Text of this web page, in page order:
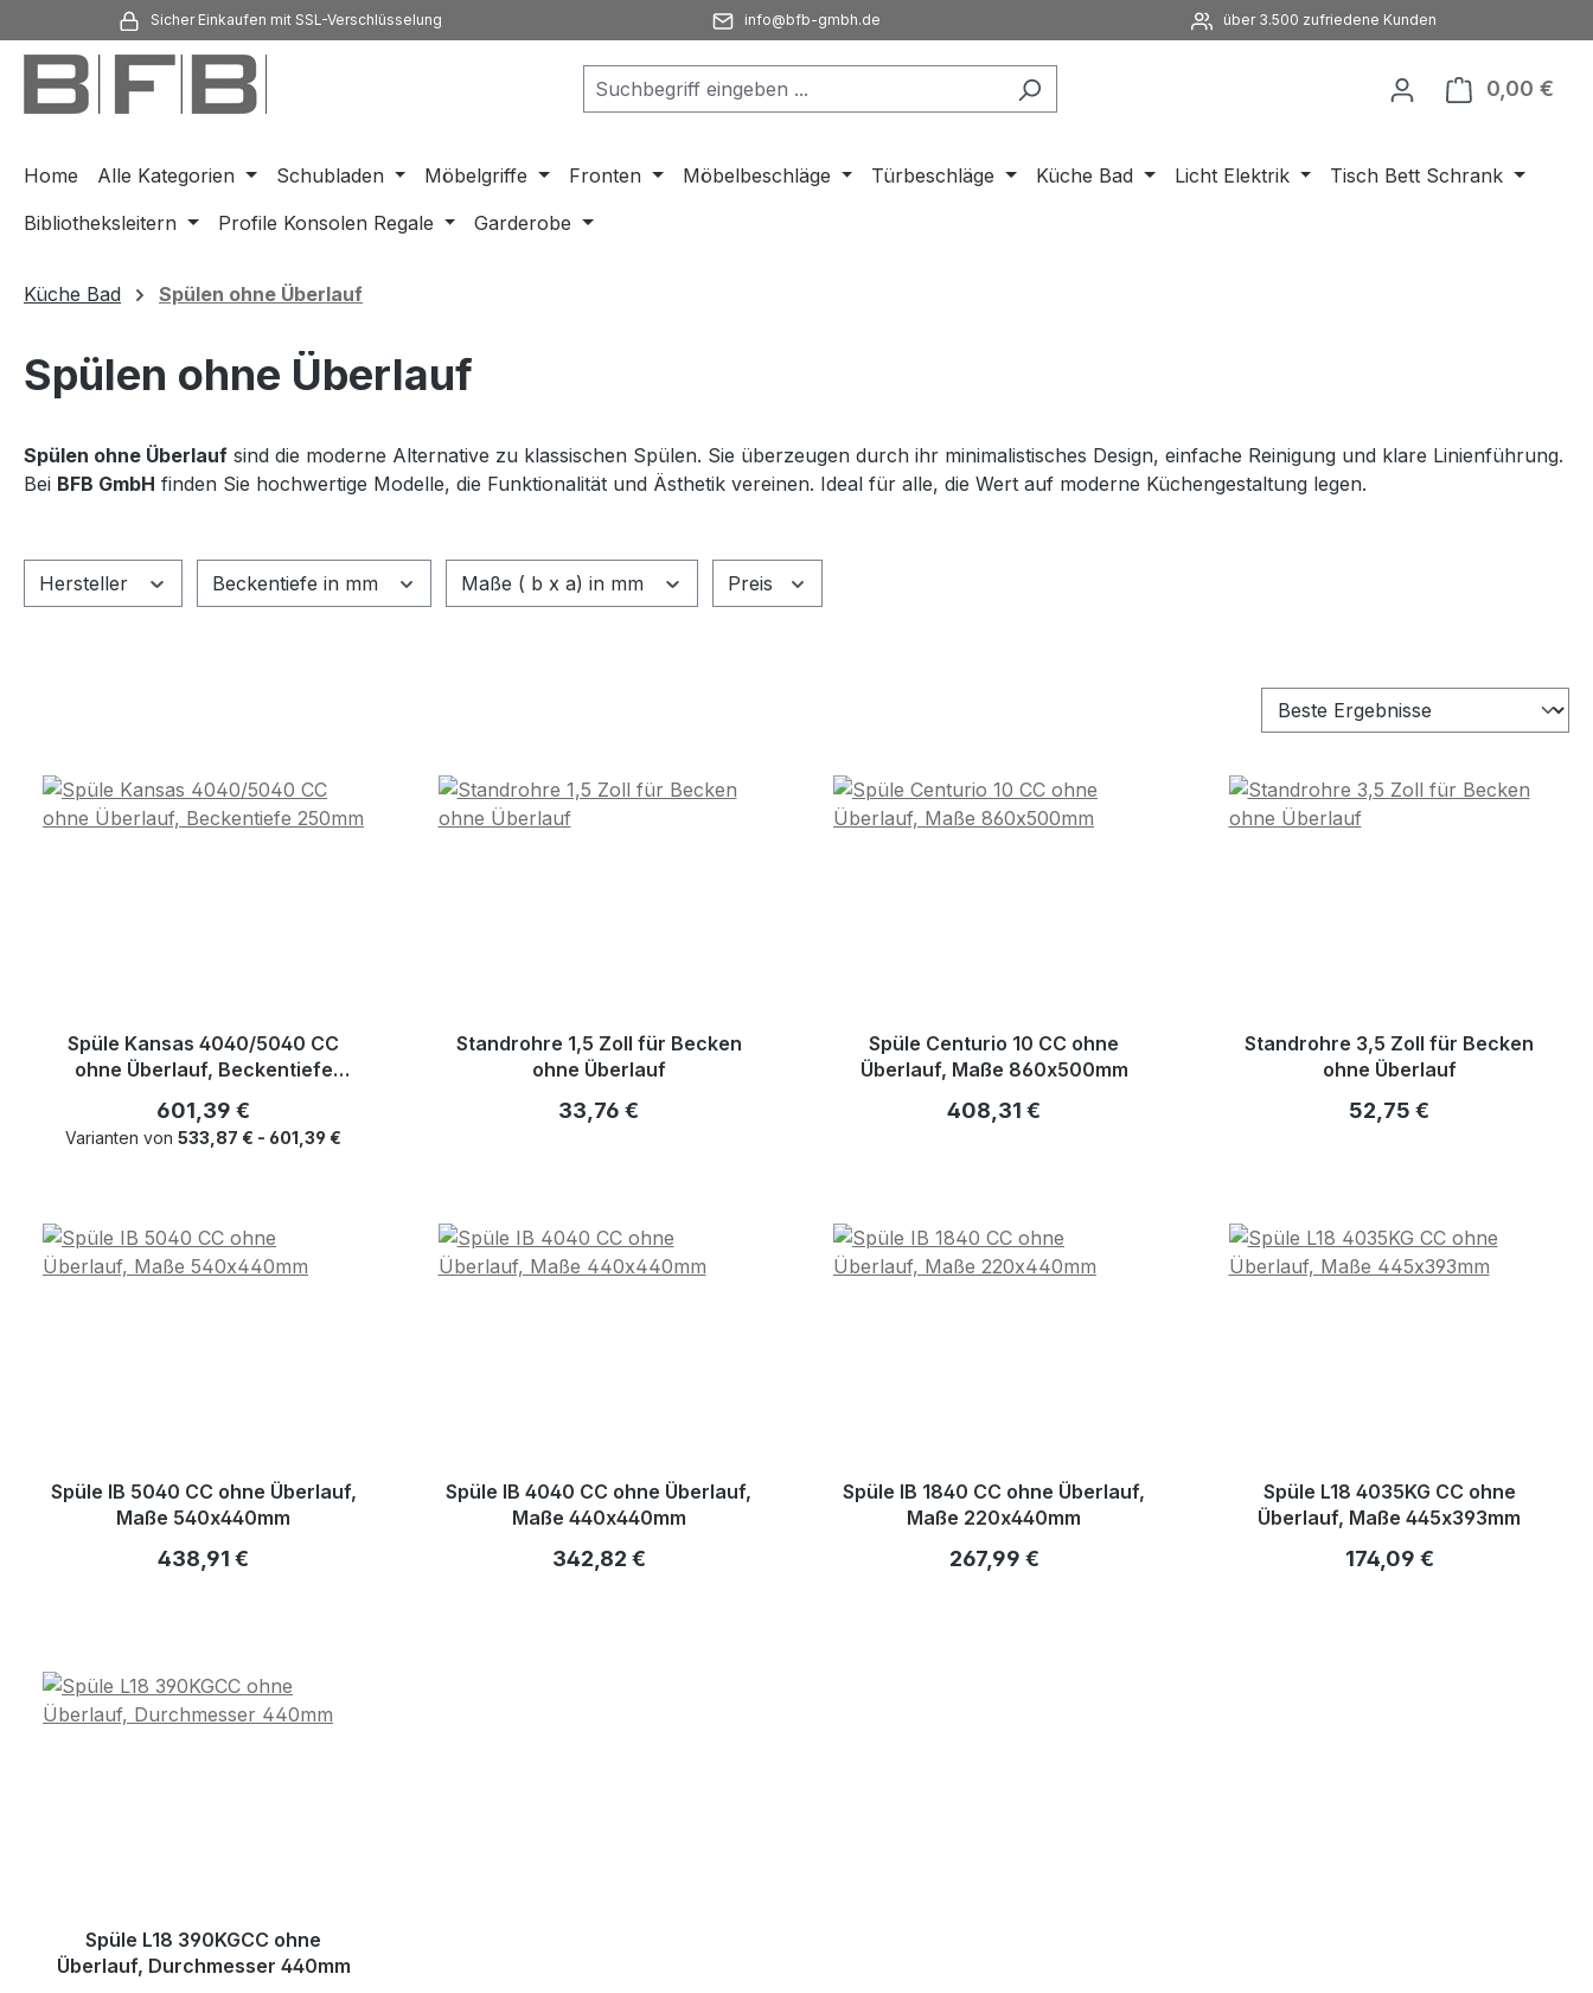
Hauptinhalt springen
Zur Suche springen
Zur Hauptnavigation springen
Sicher Einkaufen mit SSL-Verschlüsselung info@bfb-gmbh.de über 3.500 zufriedene Kunden
0,00 €
Home Alle Kategorien Schubladen Möbelgriffe Fronten Möbelbeschläge Türbeschläge Küche Bad Licht Elektrik
Tisch Bett Schrank
Bibliotheksleitern
Profile Konsolen Regale Garderobe
Küche Bad Spülen ohne Überlauf
Spülen ohne Überlauf
Spülen ohne Überlauf sind die moderne Alternative zu klassischen Spülen. Sie überzeugen durch ihr minimalistisches Design, einfache Reinigung und klare Linienführung.
Bei BFB GmbH finden Sie hochwertige Modelle, die Funktionalität und Ästhetik vereinen. Ideal für alle, die Wert auf moderne Küchengestaltung legen.
Hersteller Beckentiefe in mm Maße ( b x a) in mm Preis
Spüle Kansas 4040/5040 CC
ohne Überlauf, Beckentiefe
Regulärer Preis:
601,39 €
Varianten von533,87 € - 601,39 €
Standrohre 1,5 Zoll für Becken
ohne Überlauf
Regulärer Preis:
33,76 €
Spüle Centurio 10 CC ohne
Überlauf, Maße 860x500mm
Regulärer Preis:
408,31 €
Standrohre 3,5 Zoll für Becken
ohne Überlauf
Regulärer Preis:
52,75 €
Spüle IB 5040 CC ohne Überlauf,
Maße 540x440mm
Regulärer Preis:
438,91 €
Spüle IB 4040 CC ohne Überlauf,
Maße 440x440mm
Regulärer Preis:
342,82 €
Spüle IB 1840 CC ohne Überlauf,
Maße 220x440mm
Regulärer Preis:
267,99 €
Spüle L18 4035KG CC ohne
Überlauf, Maße 445x393mm
Regulärer Preis:
174,09 €
Spüle L18 390KGCC ohne
Überlauf, Durchmesser 440mm